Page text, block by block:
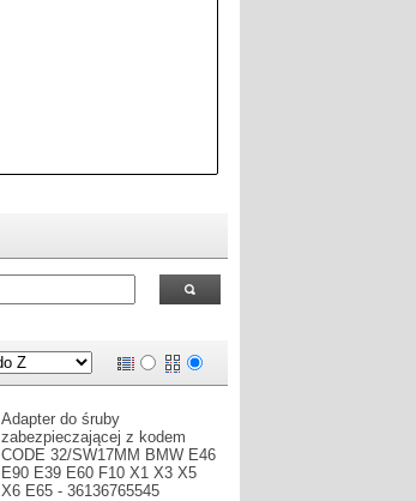
Adapter do śruby
zabezpieczającej z kodem
CODE 32/SW17MM BMW E46
E90 E39 E60 F10 X1 X3 X5
X6 E65 - 36136765545